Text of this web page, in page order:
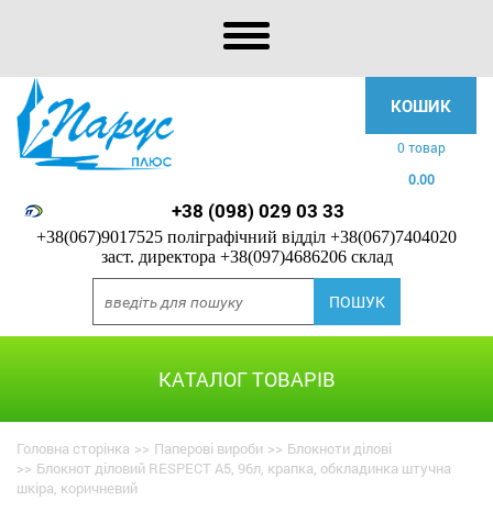
КОШИК
0 товар
0.00
+38 (098) 029 03 33
+38(067)9017525 поліграфічний відділ +38(067)7404020
заст. директора +38(097)4686206 склад
КАТАЛОГ ТОВАРІВ
Головна сторінка >> Паперові вироби >> Блокноти ділові
>> Блокнот діловий RESPECT А5, 96л, крапка, обкладинка штучна
шкіра, коричневий